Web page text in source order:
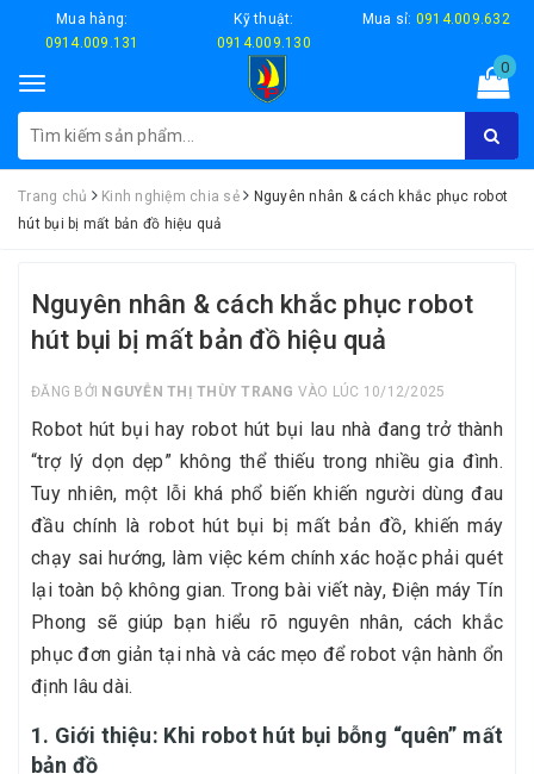
Mua hàng:
0914.009.131
Kỹ thuật:
0914.009.130
Mua sỉ: 0914.009.632
Toggle
navigation
0
Trang chủ Kinh nghiệm chia sẻ
Nguyên nhân & cách khắc phục robot
hút bụi bị mất bản đồ hiệu quả
Nguyên nhân & cách khắc phục robot
hút bụi bị mất bản đồ hiệu quả
ĐĂNG BỞI NGUYỄN THỊ THÙY TRANG VÀO LÚC 10/12/2025
Robot hút bụi hay robot hút bụi lau nhà đang trở thành
“trợ lý dọn dẹp” không thể thiếu trong nhiều gia đình.
Tuy nhiên, một lỗi khá phổ biến khiến người dùng đau
đầu chính là robot hút bụi bị mất bản đồ, khiến máy
chạy sai hướng, làm việc kém chính xác hoặc phải quét
lại toàn bộ không gian. Trong bài viết này, Điện máy Tín
Phong sẽ giúp bạn hiểu rõ nguyên nhân, cách khắc
phục đơn giản tại nhà và các mẹo để robot vận hành ổn
định lâu dài.
1. Giới thiệu: Khi robot hút bụi bỗng “quên” mất
bản đồ